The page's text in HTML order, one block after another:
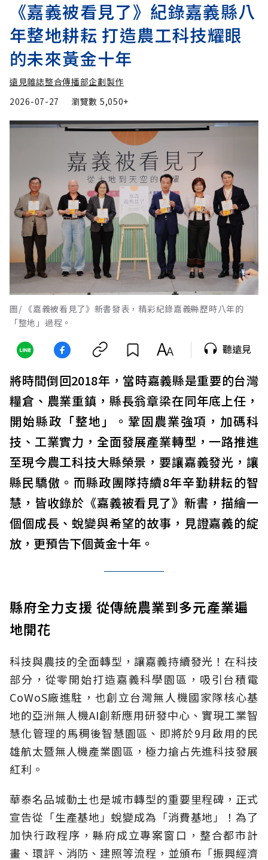
《嘉義被看見了》紀錄嘉義縣八
年整地耕耘 打造農工科技耀眼
的未來黃金十年
遠見雜誌整合傳播部企劃製作
2026-07-27
瀏覽數 5,050+
圖/ 《嘉義被看見了》新書發表，精彩紀錄嘉義縣歷時八年的
「整地」過程。
聽遠見
將時間倒回2018年，當時嘉義縣是重要的台灣
糧倉、農業重鎮，縣長翁章梁在同年底上任，
開始縣政「整地」。鞏固農業強項，加碼科
技、工業實力，全面發展產業轉型，一路推進
至現今農工科技大縣榮景，要讓嘉義發光，讓
縣民驕傲。而縣政團隊持續8年辛勤耕耘的智
慧，皆收錄於《嘉義被看見了》新書，描繪一
個個成長、蛻變與希望的故事，見證嘉義的綻
放，更預告下個黃金十年。
縣府全力支援 從傳統農業到多元產業遍
地開花
科技與農技的全面轉型，讓嘉義持續發光！在科技
部分，從零開始打造嘉義科學園區，吸引台積電
CoWoS廠進駐，也創立台灣無人機國家隊核心基
地的亞洲無人機AI創新應用研發中心、實現工業智
慧化管理的馬稠後智慧園區、即將於9月啟用的民
雄航太暨無人機產業園區，極力搶占先進科技發展
紅利。
華泰名品城動土也是城市轉型的重要里程碑，正式
宣告從「生產基地」蛻變成為「消費基地」！為了
加快行政程序，縣府成立專案窗口，整合都市計
畫、環評、消防、建照等流程，並頒布「振興經濟